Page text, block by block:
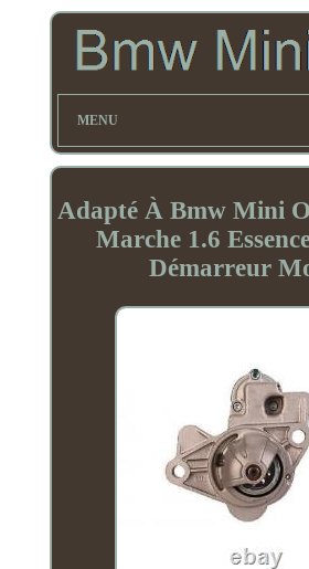
MENU
Adapté À Bmw Mini
Marche 1.6
Démarreur